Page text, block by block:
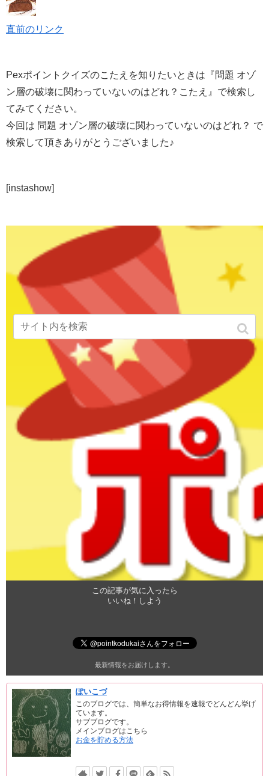
直前のリンク
Pexポイントクイズのこたえを知りたいときは『問題 オゾ
ン層の破壊に関わっていないのはどれ？こたえ』で検索し
てみてください。
今回は 問題 オゾン層の破壊に関わっていないのはどれ？ で
検索して頂きありがとうございました♪
[instashow]
この記事が気に入ったら
いいね！しよう
最新情報をお届けします。
ぽいこづ
このブログでは、簡単なお得情報を速報でどんどん挙げ
ています。
サブブログです。
メインブログはこちら
お金を貯める方法